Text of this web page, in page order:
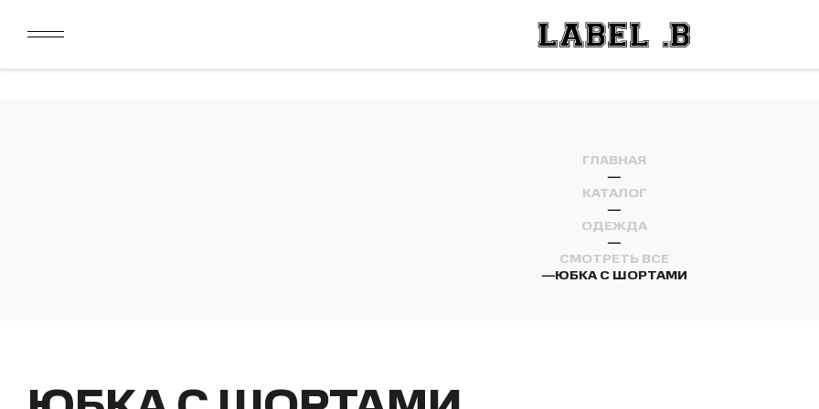
ДАРИМ 2000 БОНУСОВ ЗА СКАЧИВАНИЕ КАРТЫ ЛОЯЛЬНОСТИ
ГЛАВНАЯ
—
КАТАЛОГ
—
ОДЕЖДА
—
СМОТРЕТЬ ВСЕ
—ЮБКА С ШОРТАМИ